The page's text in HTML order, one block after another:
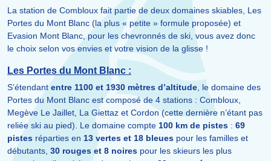
La station de Combloux fait partie de deux domaines skiables, Les
Portes du Mont Blanc (la plus « petite » formule proposée) et
Evasion Mont Blanc, pour les chevronnés de ski, vous avez donc
le choix selon vos envies et votre vision de la glisse !
Les Portes du Mont Blanc :
S’étendantentre 1100 et 1930 mètres d’altitude, le domaine des
Portes du Mont Blanc est composé de 4 stations : Combloux,
Megève Le Jaillet, La Giettaz et Cordon (cette dernière n’étant pas
reliée ski au pied). Le domaine compte 100 km de pistes : 69
pistes réparties en 13 vertes et 18 bleues pour les familles et
débutants, 30 rouges et 8 noires pour les skieurs les plus